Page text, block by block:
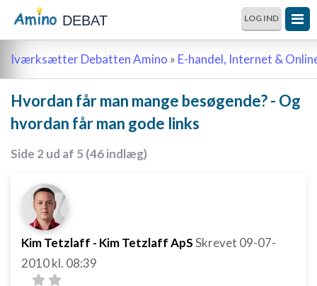
DEBAT LOG IND
Iværksætter Debatten Amino » E-handel, Internet &
Hvordan får man mange besøgende? - Og
hvordan får man gode links
Side 2 ud af 5 (46 indlæg)
Kim Tetzlaff - Kim Tetzlaff ApSSkrevet 09-07-
2010kl. 08:39